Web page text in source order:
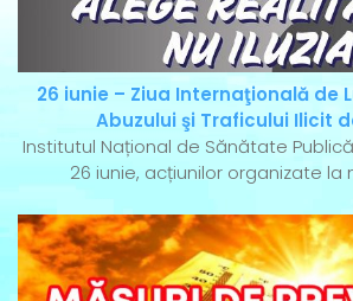
26 iunie – Ziua Internaţională de
Abuzului şi Traficului Ilicit
Institutul Național de Sănătate
26 iunie, acțiunilor organizate la